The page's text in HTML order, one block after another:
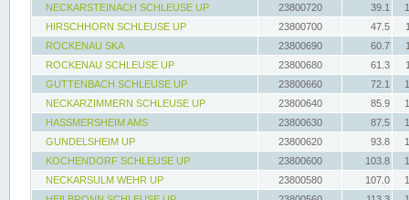
NECKARSTEINACH SCHLEUSE UP
23800720 39.1
HIRSCHHORN SCHLEUSE UP
23800700 47.5
ROCKENAU SKA
23800690 60.7
ROCKENAU SCHLEUSE UP
23800680 61.3
GUTTENBACH SCHLEUSE UP
23800660 72.1
NECKARZIMMERN SCHLEUSE UP
23800640 85.9
HASSMERSHEIM AMS
23800630 87.5
GUNDELSHEIM UP
23800620 93.8
KOCHENDORF SCHLEUSE UP
23800600 103.8
NECKARSULM WEHR UP
23800580 107.0